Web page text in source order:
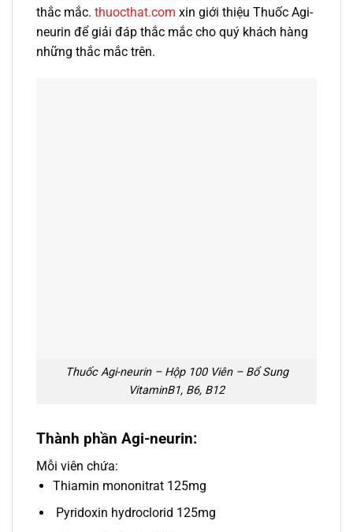
thắc mắc. thuocthat.com xin giới thiệu Thuốc Agi-
neurin để giải đáp thắc mắc cho quý khách hàng
những thắc mắc trên.
Thuốc Agi-neurin – Hộp 100 Viên – Bổ Sung
VitaminB1, B6, B12
Thành phần Agi-neurin:
Mỗi viên chứa:
Thiamin mononitrat 125mg
Pyridoxin hydroclorid 125mg